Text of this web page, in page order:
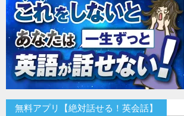
無料アプリ【絶対話せる！英会話】